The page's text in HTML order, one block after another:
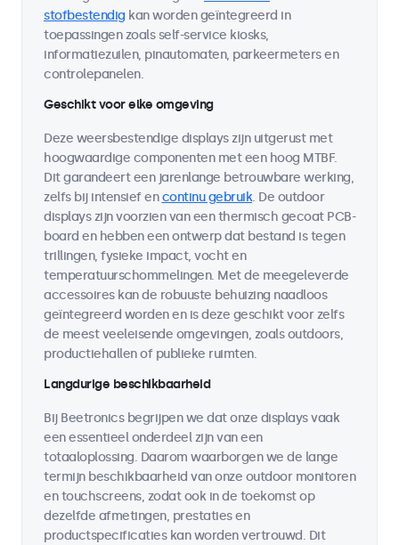
stofbestendig kan worden geïntegreerd in
toepassingen zoals self-service kiosks,
informatiezuilen, pinautomaten, parkeermeters en
controlepanelen.
Geschikt voor elke omgeving
Deze weersbestendige displays zijn uitgerust met
hoogwaardige componenten met een hoog MTBF.
Dit garandeert een jarenlange betrouwbare werking,
zelfs bij intensief encontinu gebruik. De outdoor
displays zijn voorzien van een thermisch gecoat PCB-
board en hebben een ontwerp dat bestand is tegen
trillingen, fysieke impact, vocht en
temperatuurschommelingen. Met de meegeleverde
accessoires kan de robuuste behuizing naadloos
geïntegreerd worden en is deze geschikt voor zelfs
de meest veeleisende omgevingen, zoals outdoors,
productiehallen of publieke ruimten.
Langdurige beschikbaarheid
Bij Beetronics begrijpen we dat onze displays vaak
een essentieel onderdeel zijn van een
totaaloplossing. Daarom waarborgen we de lange
termijn beschikbaarheid van onze outdoor monitoren
en touchscreens, zodat ook in de toekomst op
dezelfde afmetingen, prestaties en
productspecificaties kan worden vertrouwd. Dit